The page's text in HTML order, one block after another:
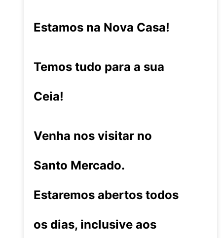
Estamos na Nova Casa!
Temos tudo para a sua
Ceia!
Venha nos visitar no
Santo Mercado.
Estaremos abertos todos
os dias, inclusive aos